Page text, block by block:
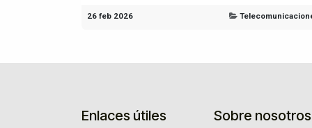
26 feb 2026
Enlaces útiles Sobre nosotros